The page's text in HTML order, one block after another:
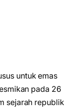
untuk emas
pada 26
sejarah republik